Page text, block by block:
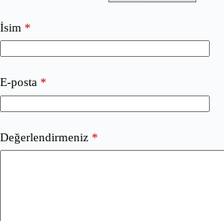
İsim *
E-posta *
Değerlendirmeniz *